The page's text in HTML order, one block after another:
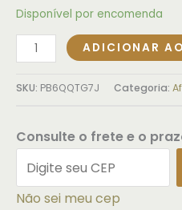
Disponível por encomenda
ADICIONAR
SKU: PB6QQTG7J Categoria:
Consulte o frete e o
Não sei meu cep